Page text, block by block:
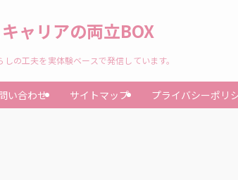
ャリアの両立BOX
の工夫を実体験ベースで発信しています。
い合わせ サイトマップ プライバシーポリ